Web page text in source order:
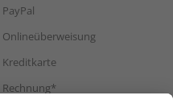
PayPal
Onlineüberweisung
Kreditkarte
Rechnung*